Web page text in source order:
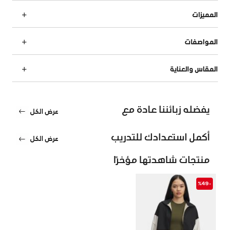
المميزات
المواصفات
المقاس والعناية
يفضله زبائننا عادة مع عرض الكل
أكمل استعدادك للتدريب عرض الكل
منتجات شاهدتها مؤخرًا
-%49